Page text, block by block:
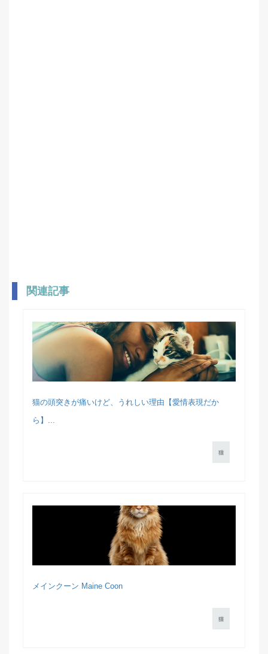
関連記事
猫の頭突きが痛いけど、うれしい理由【愛情表現だか
ら】...
猫
メインクーン Maine Coon
猫